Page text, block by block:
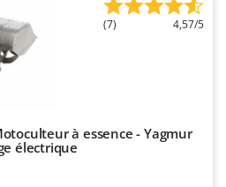
(7) 4,57/5
à essence - Yagmur
électrique